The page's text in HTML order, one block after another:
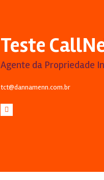
Teste
Agente da Propriedade
tct@dannamenn.com.br